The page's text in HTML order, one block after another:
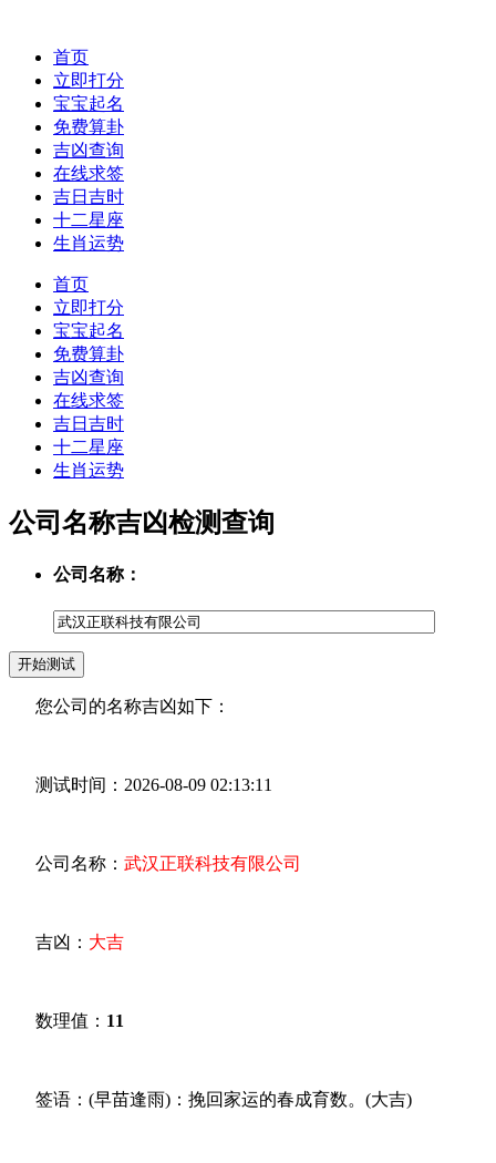
首页
立即打分
宝宝起名
免费算卦
吉凶查询
在线求签
吉日吉时
十二星座
生肖运势
首页
立即打分
宝宝起名
免费算卦
吉凶查询
在线求签
吉日吉时
十二星座
生肖运势
公司名称吉凶检测查询
公司名称：
您公司的名称吉凶如下：
测试时间：2026-08-09 02:13:11
公司名称： 武汉正联科技有限公司
吉凶： 大吉
数理值： 11
签语：(早苗逢雨)：挽回家运的春成育数。(大吉)